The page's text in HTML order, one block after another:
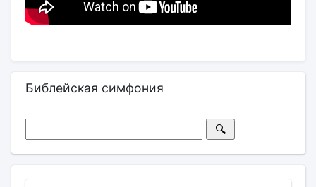
Библейская симфония